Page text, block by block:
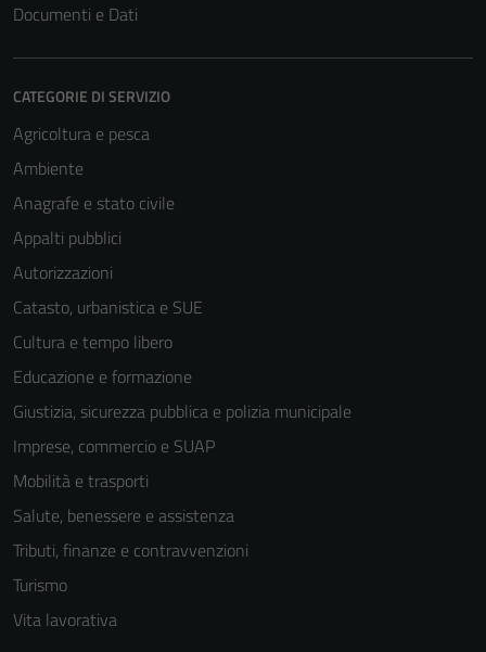
Documenti e Dati
CATEGORIE DI SERVIZIO
Agricoltura e pesca
Ambiente
Anagrafe e stato civile
Appalti pubblici
Autorizzazioni
Catasto, urbanistica e SUE
Cultura e tempo libero
Educazione e formazione
Giustizia, sicurezza pubblica e polizia municipale
Imprese, commercio e SUAP
Mobilità e trasporti
Salute, benessere e assistenza
Tributi, finanze e contravvenzioni
Turismo
Vita lavorativa
Questi cookie